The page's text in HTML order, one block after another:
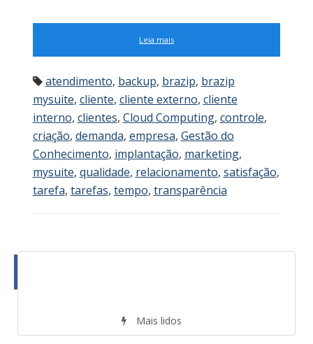
Leia mais
atendimento, backup, brazip, brazip
mysuite, cliente, cliente externo, cliente
interno, clientes, Cloud Computing, controle,
criação, demanda, empresa, Gestão do
Conhecimento, implantação, marketing,
mysuite, qualidade, relacionamento, satisfação,
tarefa, tarefas, tempo, transparência
Mais lidos